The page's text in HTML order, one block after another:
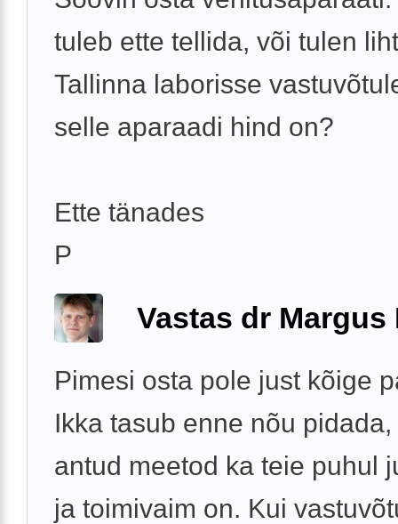
tuleb ette tellida, või tulen
Tallinna laborisse
selle aparaadi hind on?
Ette tänades
P
Vastas dr Margus
Pimesi osta pole just kõige
Ikka tasub enne nõu pidada,
antud meetod ka teie puhul
ja toimivaim on. Kui